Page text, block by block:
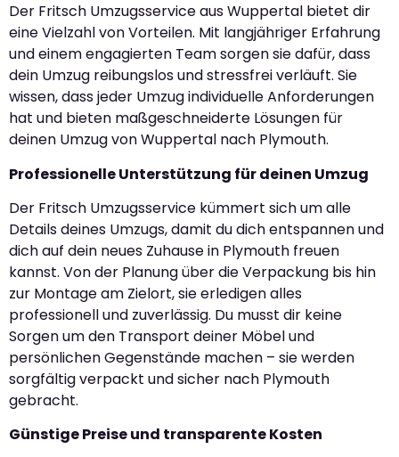
Der Fritsch Umzugsservice aus Wuppertal bietet dir
eine Vielzahl von Vorteilen. Mit langjähriger Erfahrung
und einem engagierten Team sorgen sie dafür, dass
dein Umzug reibungslos und stressfrei verläuft. Sie
wissen, dass jeder Umzug individuelle Anforderungen
hat und bieten maßgeschneiderte Lösungen für
deinen Umzug von Wuppertal nach Plymouth.
Professionelle Unterstützung für deinen Umzug
Der Fritsch Umzugsservice kümmert sich um alle
Details deines Umzugs, damit du dich entspannen und
dich auf dein neues Zuhause in Plymouth freuen
kannst. Von der Planung über die Verpackung bis hin
zur Montage am Zielort, sie erledigen alles
professionell und zuverlässig. Du musst dir keine
Sorgen um den Transport deiner Möbel und
persönlichen Gegenstände machen – sie werden
sorgfältig verpackt und sicher nach Plymouth
gebracht.
Günstige Preise und transparente Kosten